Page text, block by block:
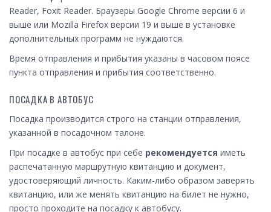
Reader, Foxit Reader. Браузеры Google Chrome версии 6 и
выше или Mozilla Firefox версии 19 и выше в установке
дополнительных программ не нуждаются.
Время отправления и прибытия указаны в часовом поясе
пункта отправления и прибытия соответственно.
ПОСАДКА В АВТОБУС
Посадка производится строго на станции отправления,
указанной в посадочном талоне.
При посадке в автобус при себе рекомендуется иметь
распечатанную маршрутную квитанцию и документ,
удостоверяющий личность. Каким-либо образом заверять
квитанцию, или же менять квитанцию на билет не нужно,
просто проходите на посадку к автобусу.